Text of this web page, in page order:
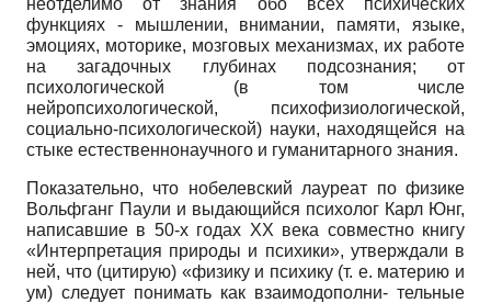
неотделимо от знания обо всех психических
функциях - мышлении, внимании, памяти, языке,
эмоциях, моторике, мозговых механизмах, их работе
на загадочных глубинах подсознания; от
психологической (в том числе
нейропсихологической, психофизиологической,
социально-психологической) науки, находящейся на
стыке естественнонаучного и гуманитарного знания.
Показательно, что нобелевский лауреат по физике
Вольфганг Паули и выдающийся психолог Карл Юнг,
написавшие в 50-х годах ХХ века совместно книгу
«Интерпретация природы и психики», утверждали в
ней, что (цитирую) «физику и психику (т. е. материю и
ум) следует понимать как взаимодополни- тельные